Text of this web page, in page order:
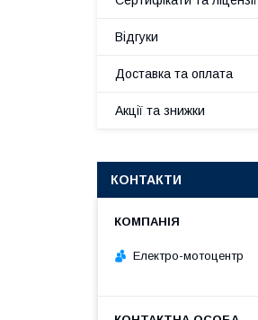
Відгуки
Доставка та оплата
Акції та знижки
КОНТАКТИ
Електро-мотоцентр